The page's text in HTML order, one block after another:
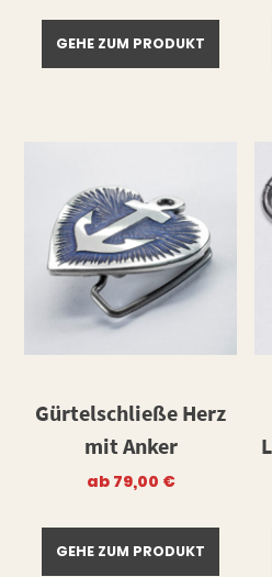
69,90 €59,90 €.
GEHE ZUM PRODUKT
Gürtelschließe Herz
mit Anker
ab 79,00 €
GEHE ZUM PRODUKT